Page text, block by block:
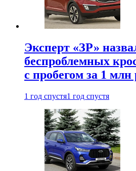
Эксперт «ЗР»
беспроблемных
с пробегом за 1 млн
1 год спустя1 год спустя